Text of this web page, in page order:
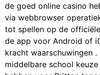
de goed online casino
via webbrowser
tot spellen op de
de app voor Android of
kracht waarschuwingen
middelbare school